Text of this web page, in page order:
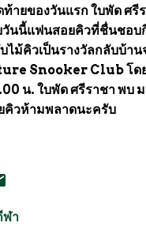
ายของวันแรก ใบพัด ศรีร
นนี้แฟนสอยคิวที่ชื่นชอบกี
ไม้คิวเป็นรางวัลกลับบ้า
Snooker Club โดย
น. ใบพัด ศรีราชา พบ
คิวห้ามพลาดนะครับ
ฬา